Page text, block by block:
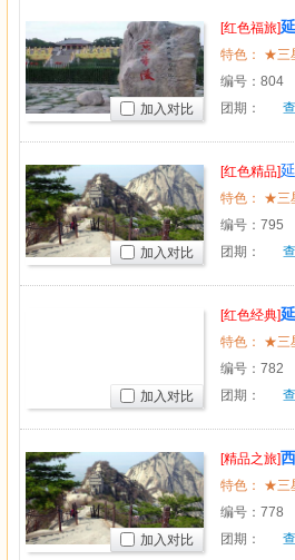
[红色福旅]
门寺、明
编号： 804
团期：
加入对比
[红色精品]
七天
编号： 795
团期：
加入对比
[红色经典]
卧六日游
编号： 782
团期：
加入对比
[精品之旅]
编号： 778
团期：
加入对比